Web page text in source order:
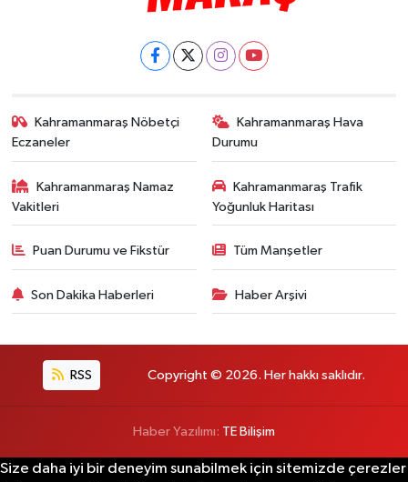
Kahramanmaraş Nöbetçi
Eczaneler
Kahramanmaraş Hava
Durumu
Kahramanmaraş Namaz
Vakitleri
Kahramanmaraş Trafik
Yoğunluk Haritası
Puan Durumu ve Fikstür Tüm Manşetler
Son Dakika Haberleri Haber Arşivi
RSS Copyright © 2026. Her hakkı saklıdır.
Haber Yazılımı: TE Bilişim
Size daha iyi bir deneyim sunabilmek için sitemizde çerezler